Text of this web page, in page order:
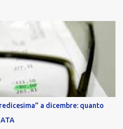
di risultato La
la parte variabile dello
Viene corrisposta per valorizzare
delle risorse e il
dal Ministero dell’Istruzione
scolastico 2023/2024, il MIM ha
e trasmesso i dati a NoiPA,
automatica in busta paga . Gli
medio lordo riconosciuto è di 6....
a dicembre: quanto